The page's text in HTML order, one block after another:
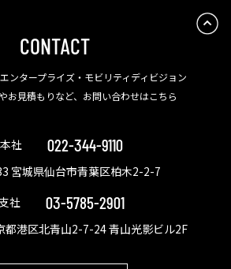
CONTACT
ンタープライズ・モビリティディビジョン
お見積もりなど、お問い合わせはこちら
社 022-344-9110
宮城県仙台市青葉区柏木2-2-7
社
03-5785-2901
都港区北青山2-7-24 青山光影ビル2F